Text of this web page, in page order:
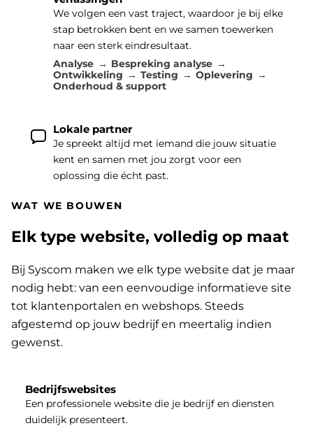
We volgen een vast traject, waardoor je bij elke
stap betrokken bent en we samen toewerken
naar een sterk eindresultaat.
Analyse
Bespreking analyse
Ontwikkeling
Testing
Oplevering
Onderhoud & support
Lokale partner
Je spreekt altijd met iemand die jouw situatie
kent en samen met jou zorgt voor een
oplossing die écht past.
WAT WE BOUWEN
Elk type website, volledig op maat
Bij Syscom maken we elk type website dat je maar
nodig hebt: van een eenvoudige informatieve site
tot klantenportalen en webshops. Steeds
afgestemd op jouw bedrijf en meertalig indien
gewenst.
Bedrijfswebsites
Een professionele website die je bedrijf en diensten
duidelijk presenteert.